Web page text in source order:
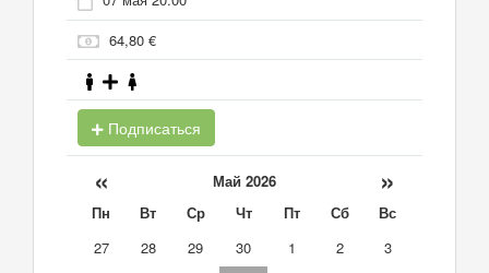
64,80 €
Подписаться
« Май 2026 »
Пн Вт Ср Чт Пт Сб
Вс
27
28 29 30 1 2
3